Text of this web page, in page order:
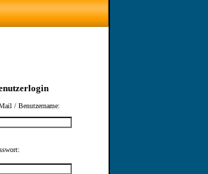
/ Benutzername: